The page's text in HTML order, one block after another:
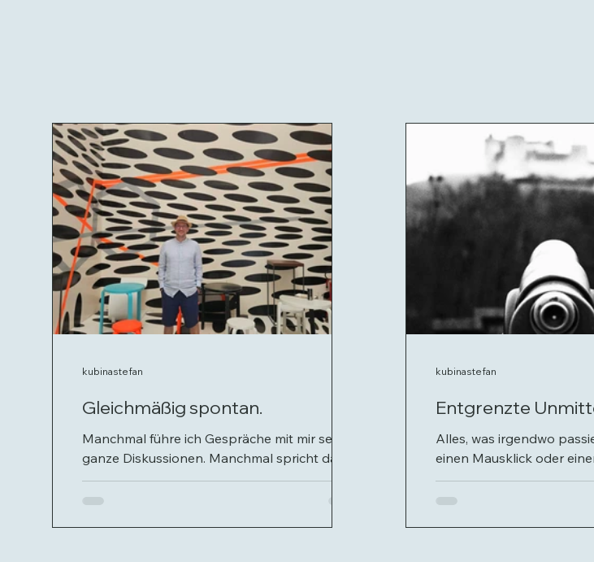
Gleichmäßig spontan.
Manchmal führe ich Gespräche mit mir selbst,
ganze Diskussionen. Manchmal spricht dabei
mein heutiges Ich, mit einem Älteren oder wie
kubinastefan
Entgrenzte
Alles, was irgendwo
einen Mausklick oder
entfernt. Was macht das
kubinastefan